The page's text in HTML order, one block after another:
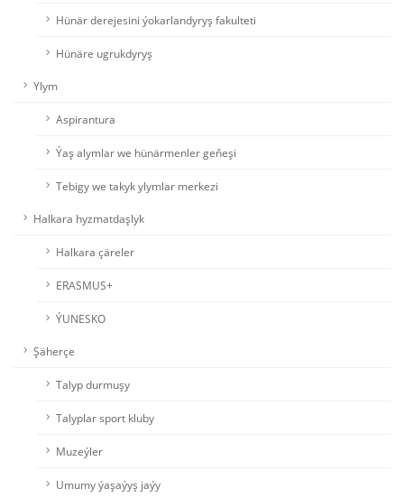
Hünär derejesini ýokarlandyryş fakulteti
Hünäre ugrukdyryş
Ylym
Aspirantura
Ýaş alymlar we hünärmenler geňeşi
Tebigy we takyk ylymlar merkezi
Halkara hyzmatdaşlyk
Halkara çäreler
ERASMUS+
ÝUNESKO
Şäherçe
Talyp durmuşy
Talyplar sport kluby
Muzeýler
Umumy ýaşaýyş jaýy